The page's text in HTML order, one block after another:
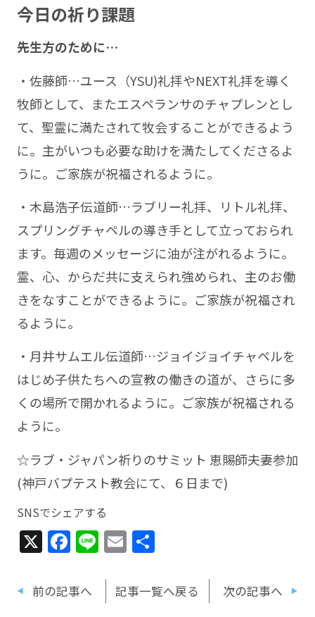
今日の祈り課題
先生方のために…
・佐藤師…ユース（YSU)礼拝やNEXT礼拝を導く
牧師として、またエスペランサのチャプレンとし
て、聖霊に満たされて牧会することができるよう
に。主がいつも必要な助けを満たしてくださるよ
うに。ご家族が祝福されるように。
・木島浩子伝道師…ラブリー礼拝、リトル礼拝、
スプリングチャペルの導き手として立っておられ
ます。毎週のメッセージに油が注がれるように。
霊、心、からだ共に支えられ強められ、主のお働
きをなすことができるように。ご家族が祝福され
るように。
・月井サムエル伝道師…ジョイジョイチャペルを
はじめ子供たちへの宣教の働きの道が、さらに多
くの場所で開かれるように。ご家族が祝福される
ように。
☆ラブ・ジャパン祈りのサミット 恵賜師夫妻参加
(神戸バプテスト教会にて、６日まで)
SNSでシェアする
X Facebook
LineEmail
共
前の記事へ 記事一覧へ戻る 次の記事へ